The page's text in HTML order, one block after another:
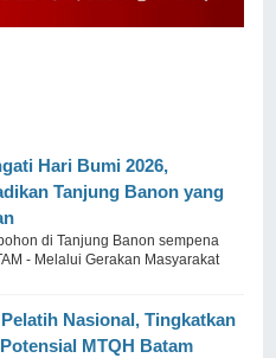
Hari Bumi 2026,
Tanjung Banon yang
di Tanjung Banon sempena
- Melalui Gerakan Masyarakat
Nasional, Tingkatkan
MTQH Batam